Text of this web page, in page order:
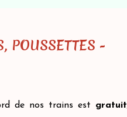
POUSSETTES -
de nos trains est gratuit